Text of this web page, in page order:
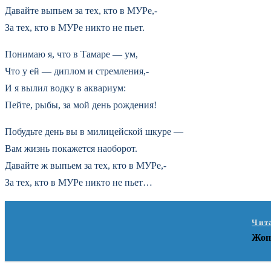
Давайте выпьем за тех, кто в МУРе,-
За тех, кто в МУРе никто не пьет.
Понимаю я, что в Тамаре — ум,
Что у ей — диплом и стремления,-
И я вылил водку в аквариум:
Пейте, рыбы, за мой день рождения!
Побудьте день вы в милицейской шкуре —
Вам жизнь покажется наоборот.
Давайте ж выпьем за тех, кто в МУРе,-
За тех, кто в МУРе никто не пьет…